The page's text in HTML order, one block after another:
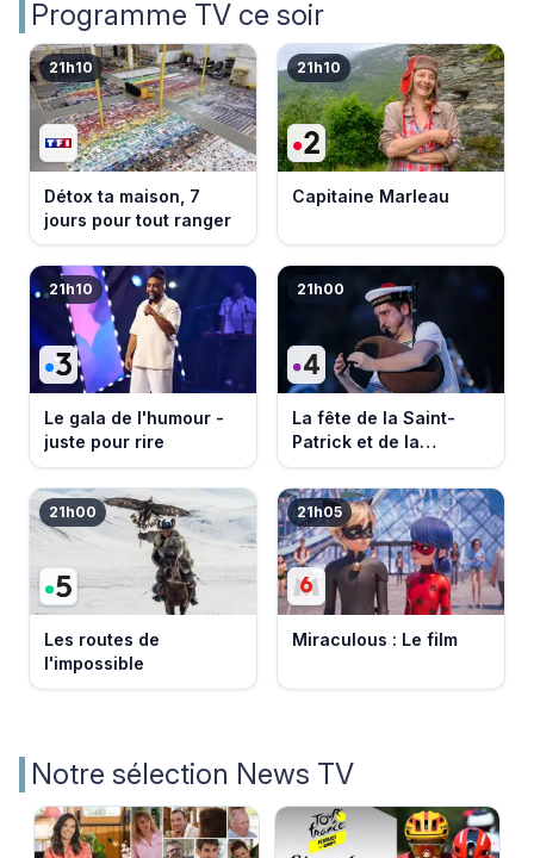
Programme TV ce soir
21h10
Détox ta maison, 7
jours pour tout ranger
21h10
Capitaine Marleau
21h10
Le gala de l'humour -
juste pour rire
21h00
La fête de la Saint-
Patrick et de la
Bretagne
21h00
Les routes de
l'impossible
21h05
Miraculous : Le film
Notre sélection News TV